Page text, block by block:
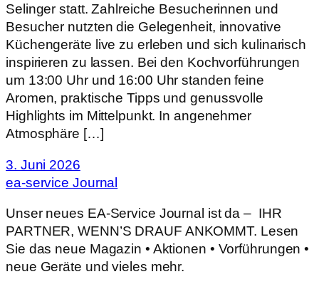
Selinger statt. Zahlreiche Besucherinnen und
Besucher nutzten die Gelegenheit, innovative
Küchengeräte live zu erleben und sich kulinarisch
inspirieren zu lassen. Bei den Kochvorführungen
um 13:00 Uhr und 16:00 Uhr standen feine
Aromen, praktische Tipps und genussvolle
Highlights im Mittelpunkt. In angenehmer
Atmosphäre […]
3. Juni 2026
ea-service Journal
Unser neues EA-Service Journal ist da – IHR
PARTNER, WENN’S DRAUF ANKOMMT. Lesen
Sie das neue Magazin • Aktionen • Vorführungen •
neue Geräte und vieles mehr.